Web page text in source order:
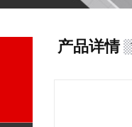
产品详情